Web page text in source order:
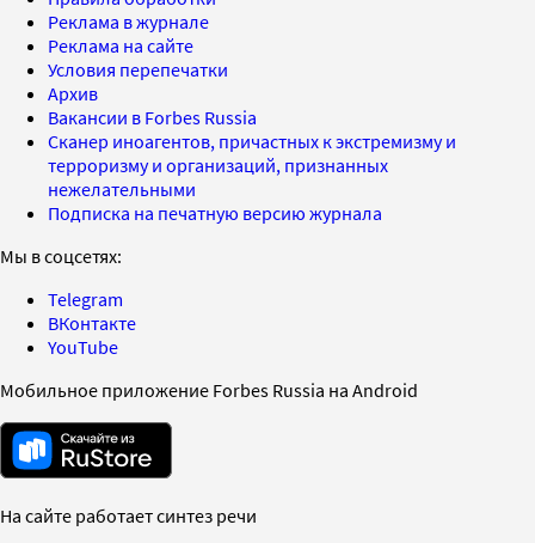
Реклама в журнале
Реклама на сайте
Условия перепечатки
Архив
Вакансии в Forbes Russia
Сканер иноагентов, причастных к экстремизму и
терроризму и организаций, признанных
нежелательными
Подписка на печатную версию журнала
Мы в соцсетях:
Telegram
ВКонтакте
YouTube
Мобильное приложение Forbes Russia на Android
На сайте работает синтез речи